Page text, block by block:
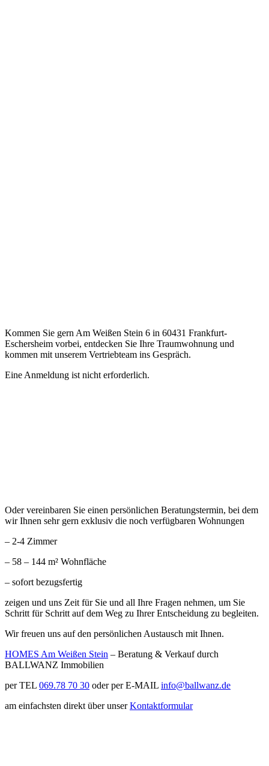
Kommen Sie gern Am Weißen Stein 6 in 60431 Frankfurt-
Eschersheim vorbei, entdecken Sie Ihre Traumwohnung und
kommen mit unserem Vertriebteam ins Gespräch.
Eine Anmeldung ist nicht erforderlich.
Oder vereinbaren Sie einen persönlichen Beratungstermin, bei dem
wir Ihnen sehr gern exklusiv die noch verfügbaren Wohnungen
– 2-4 Zimmer
– 58 – 144 m² Wohnfläche
– sofort bezugsfertig
zeigen und uns Zeit für Sie und all Ihre Fragen nehmen, um Sie
Schritt für Schritt auf dem Weg zu Ihrer Entscheidung zu begleiten.
Wir freuen uns auf den persönlichen Austausch mit Ihnen.
HOMES Am Weißen Stein – Beratung & Verkauf durch
BALLWANZ Immobilien
per TEL 069.78 70 30 oder per E-MAIL info@ballwanz.de
am einfachsten direkt über unserKontaktformular